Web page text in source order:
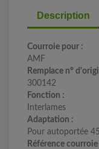
Description
Courroie pour :
AMF
Remplace n°
300142
Fonction :
Interlames
Adaptation :
Pour autoportée
Référence courroie